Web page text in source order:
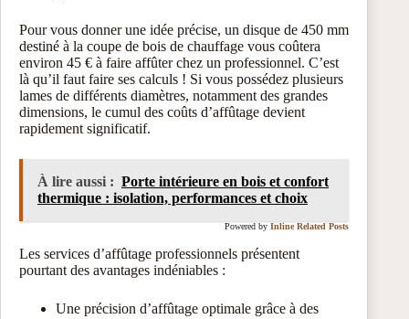
Pour vous donner une idée précise, un disque de 450 mm
destiné à la coupe de bois de chauffage vous coûtera
environ 45 € à faire affûter chez un professionnel. C’est
là qu’il faut faire ses calculs ! Si vous possédez plusieurs
lames de différents diamètres, notamment des grandes
dimensions, le cumul des coûts d’affûtage devient
rapidement significatif.
À lire aussi : Porte intérieure en bois et confort
thermique : isolation, performances et choix
Powered by Inline Related Posts
Les services d’affûtage professionnels présentent
pourtant des avantages indéniables :
Une précision d’affûtage optimale grâce à des